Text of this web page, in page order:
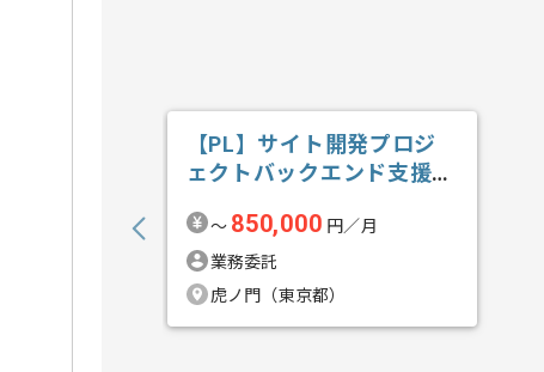
【PL】サイト開発プロジ
ェクトバックエンド支援の
〜 850,000 円／月
業務委託
虎ノ門（東京都）